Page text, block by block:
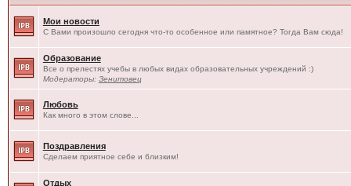
Мои новости
С Вами произошло сегодня что-то особенное или памятное? Тогда Вам сюда!
Образование
Все о прелестях учебы в любых видах образовательных учреждений :)
Модераторы: Зенитовец
Любовь
Как много в этом слове...
Поздравления
Сделаем приятное себе и близким!
Отдых